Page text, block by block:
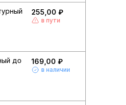
255,00 ₽
в пути
до
169,00 ₽
в наличии